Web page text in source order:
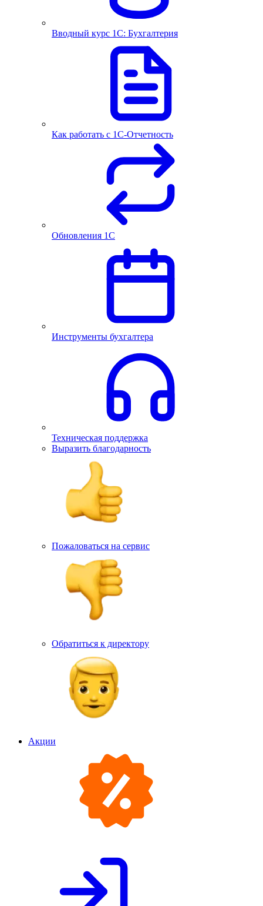
Вводный курс 1С: Бухгалтерия
Как работать с 1С‑Отчетность
Обновления 1С
Инструменты бухгалтера
Техническая поддержка
Выразить благодарность
Пожаловаться на сервис
Обратиться к директору
Акции